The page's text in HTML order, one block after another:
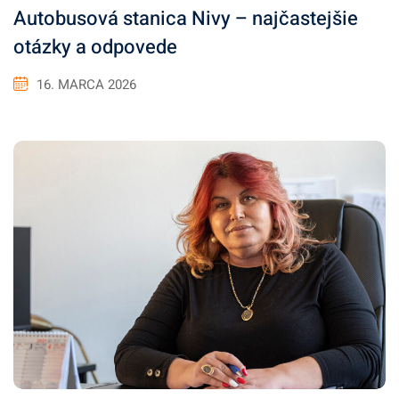
Autobusová stanica Nivy – najčastejšie
otázky a odpovede
16. MARCA 2026